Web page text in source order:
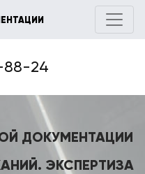
88-24
ДОКУМЕНТАЦИИ
ЭКСПЕРТИЗА